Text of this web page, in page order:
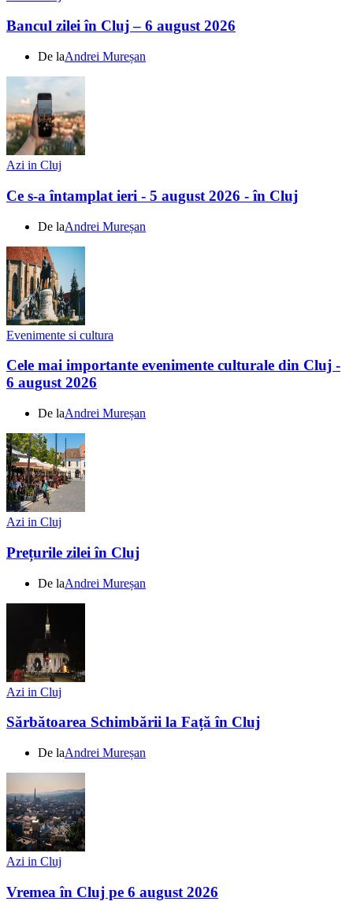
Bancul zilei în Cluj – 6 august 2026
De laAndrei Mureșan
Azi in Cluj
Ce s-a întamplat ieri - 5 august 2026 - în Cluj
De laAndrei Mureșan
Evenimente si cultura
Cele mai importante evenimente culturale din Cluj -
6 august 2026
De laAndrei Mureșan
Azi in Cluj
Prețurile zilei în Cluj
De laAndrei Mureșan
Azi in Cluj
Sărbătoarea Schimbării la Față în Cluj
De laAndrei Mureșan
Azi in Cluj
Vremea în Cluj pe 6 august 2026